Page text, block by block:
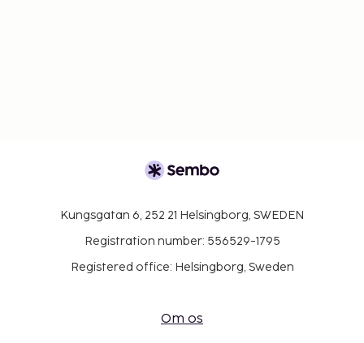
Kungsgatan 6, 252 21 Helsingborg, SWEDEN
Registration number: 556529-1795
Registered office: Helsingborg, Sweden
Om os